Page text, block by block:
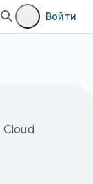
Войти
Cloud